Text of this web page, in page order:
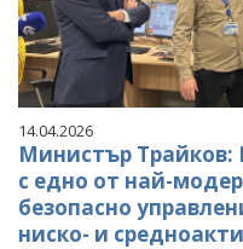
14.04.2026
Министър Трайков:
с едно от най-
безопасно
ниско- и